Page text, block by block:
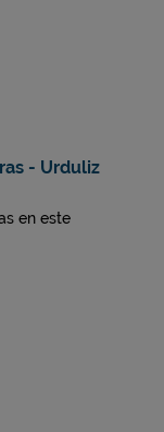
- Urduliz
en este